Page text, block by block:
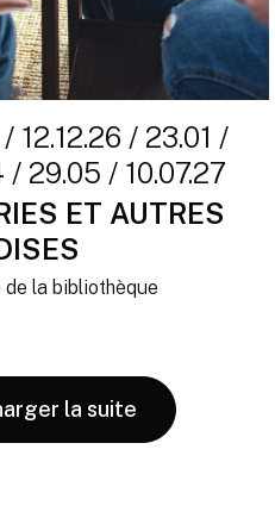
12.12.26 / 23.01 /
/ 29.05 / 10.07.27
ET AUTRES
la bibliothèque
la suite